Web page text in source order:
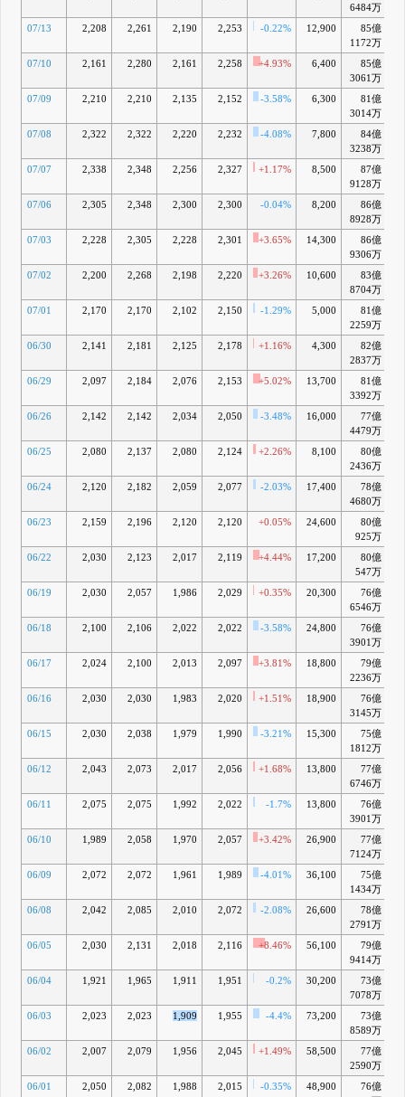
6484万
07/13 2,208 2,261 2,190 2,253 -0.22% 12,900
85億
1172万
07/10 2,161 2,280 2,161 2,258 +4.93% 6,400
85億
3061万
07/09 2,210 2,210 2,135 2,152 -3.58% 6,300
81億
3014万
07/08 2,322 2,322 2,220 2,232 -4.08% 7,800
84億
3238万
07/07 2,338 2,348 2,256 2,327 +1.17% 8,500
87億
9128万
07/06 2,305 2,348 2,300 2,300 -0.04% 8,200
86億
8928万
07/03 2,228 2,305 2,228 2,301 +3.65% 14,300
86億
9306万
07/02 2,200 2,268 2,198 2,220 +3.26% 10,600
83億
8704万
07/01 2,170 2,170 2,102 2,150 -1.29% 5,000
81億
2259万
06/30 2,141 2,181 2,125 2,178 +1.16% 4,300
82億
2837万
06/29 2,097 2,184 2,076 2,153 +5.02% 13,700
81億
3392万
06/26 2,142 2,142 2,034 2,050 -3.48% 16,000
77億
4479万
06/25 2,080 2,137 2,080 2,124 +2.26% 8,100
80億
2436万
06/24 2,120 2,182 2,059 2,077 -2.03% 17,400
78億
4680万
06/23 2,159 2,196 2,120 2,120 +0.05% 24,600
80億
925万
06/22 2,030 2,123 2,017 2,119 +4.44% 17,200
80億
547万
06/19 2,030 2,057 1,986 2,029 +0.35% 20,300
76億
6546万
06/18 2,100 2,106 2,022 2,022 -3.58% 24,800
76億
3901万
06/17 2,024 2,100 2,013 2,097 +3.81% 18,800
79億
2236万
06/16 2,030 2,030 1,983 2,020 +1.51% 18,900
76億
3145万
06/15 2,030 2,038 1,979 1,990 -3.21% 15,300
75億
1812万
06/12 2,043 2,073 2,017 2,056 +1.68% 13,800
77億
6746万
06/11 2,075 2,075 1,992 2,022 -1.7% 13,800
76億
3901万
06/10 1,989 2,058 1,970 2,057 +3.42% 26,900
77億
7124万
06/09 2,072 2,072 1,961 1,989 -4.01% 36,100
75億
1434万
06/08 2,042 2,085 2,010 2,072 -2.08% 26,600
78億
2791万
06/05 2,030 2,131 2,018 2,116 +8.46% 56,100
79億
9414万
06/04 1,921 1,965 1,911 1,951 -0.2% 30,200
73億
7078万
06/03 2,023 2,023 1,909 1,955 -4.4% 73,200
73億
8589万
06/02 2,007 2,079 1,956 2,045 +1.49% 58,500
77億
2590万
06/01 2,050 2,082 1,988 2,015 -0.35% 48,900
76億